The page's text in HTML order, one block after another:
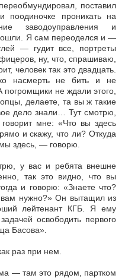
поставил
поодиночке проникать на
заводоуправления и
Я сам переоделся и —
— гудит все, портреты
ну, что, спрашиваю,
человек так это двадцать.
насмерть не бить и не
не ждали этого,
делаете, та вы ж такие
дело знали… Тут смотрю,
мне: «Что вы здесь
и скажу, что ли? Откуда
здесь, — говорю.
у вас и ребята внешне
так это видно, что вы
и говорю: «Знаете что?
вам нужно?» Он вытащил из
лейтенант КГБ. Я ему
освободить первого
Басова».
раз при нем.
— там это рядом, партком